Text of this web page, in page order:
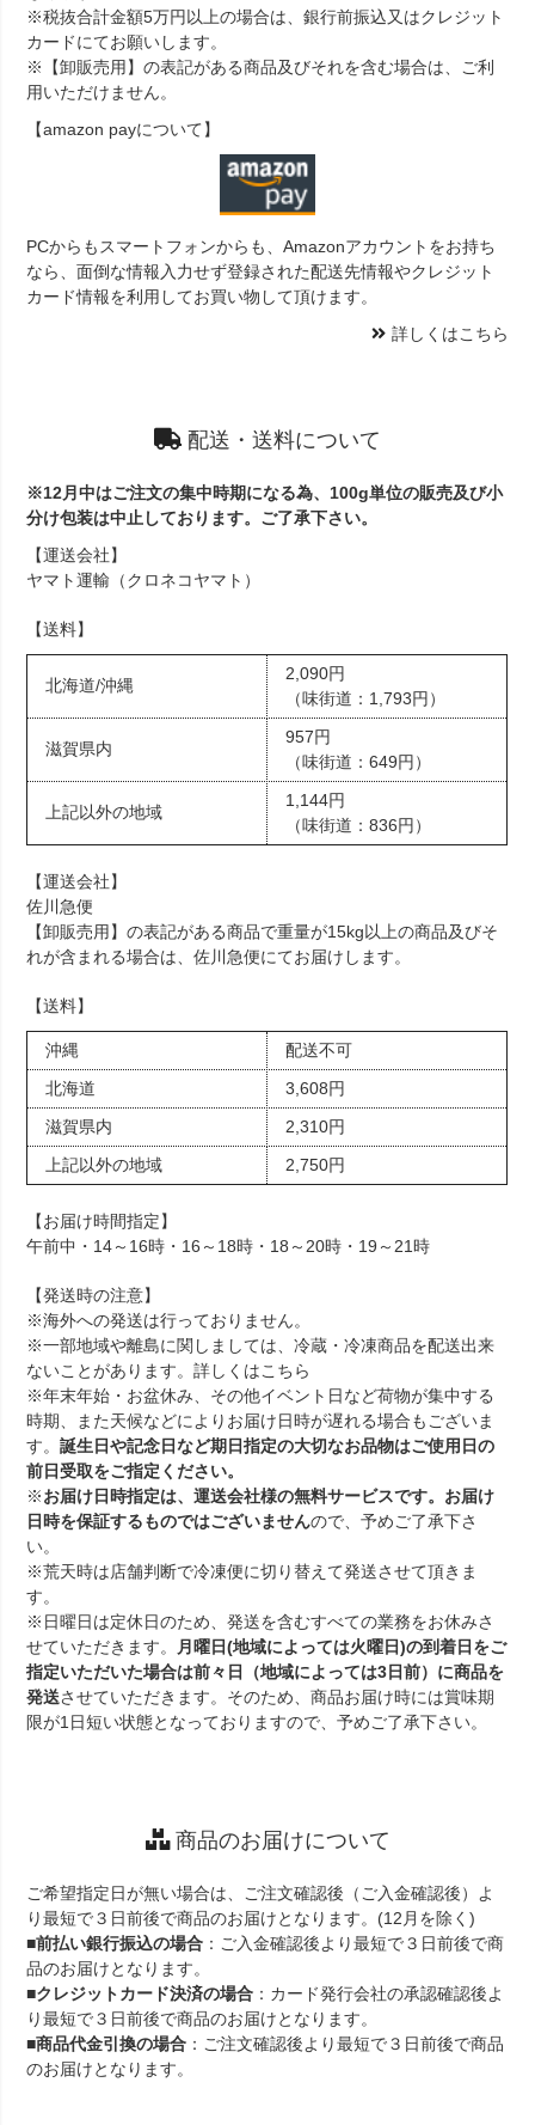
※税抜合計金額5万円以上の場合は、銀行前振込又はクレジット
カードにてお願いします。
※【卸販売用】の表記がある商品及びそれを含む場合は、ご利
用いただけません。
【amazon payについて】
PCからもスマートフォンからも、Amazonアカウントをお持ち
なら、面倒な情報入力せず登録された配送先情報やクレジット
カード情報を利用してお買い物して頂けます。
詳しくはこちら
配送・送料について
※12月中はご注文の集中時期になる為、100g単位の販売及び小
分け包装は中止しております。ご了承下さい。
【運送会社】
ヤマト運輸（クロネコヤマト）
【送料】
北海道/沖縄
2,090円
（味街道：1,793円）
滋賀県内
957円
（味街道：649円）
上記以外の地域
1,144円
（味街道：836円）
【運送会社】
佐川急便
【卸販売用】の表記がある商品で重量が15kg以上の商品及びそ
れが含まれる場合は、佐川急便にてお届けします。
【送料】
沖縄
配送不可
北海道
3,608円
滋賀県内
2,310円
上記以外の地域
2,750円
【お届け時間指定】
午前中・14～16時・16～18時・18～20時・19～21時
【発送時の注意】
※海外への発送は行っておりません。
※一部地域や離島に関しましては、冷蔵・冷凍商品を配送出来
ないことがあります。詳しくはこちら
※年末年始・お盆休み、その他イベント日など荷物が集中する
時期、また天候などによりお届け日時が遅れる場合もございま
す。誕生日や記念日など期日指定の大切なお品物はご使用日の
前日受取をご指定ください。
※お届け日時指定は、運送会社様の無料サービスです。お届け
日時を保証するものではございませんので、予めご了承下さ
い。
※荒天時は店舗判断で冷凍便に切り替えて発送させて頂きま
す。
※日曜日は定休日のため、発送を含むすべての業務をお休みさ
せていただきます。
月曜日(地域によっては火曜日)の到着日をご
指定いただいた場合は前々日（地域によっては3日前）に商品を
発送させていただきます。そのため、商品お届け時には賞味期
限が1日短い状態となっておりますので、予めご了承下さい。
商品のお届けについて
ご希望指定日が無い場合は、ご注文確認後（ご入金確認後）よ
り最短で３日前後で商品のお届けとなります。(12月を除く)
■前払い銀行振込の場合 ：ご入金確認後より最短で３日前後で商
品のお届けとなります。
■クレジットカード決済の場合 ：カード発行会社の承認確認後よ
り最短で３日前後で商品のお届けとなります。
■商品代金引換の場合 ：ご注文確認後より最短で３日前後で商品
のお届けとなります。